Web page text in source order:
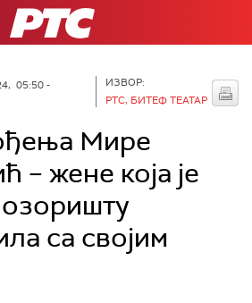
РТС
05:50 -
ИЗВОР:
РТС, БИТЕФ ТЕАТАР
Мире
– жене која је
са својим